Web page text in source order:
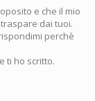
e che il mio
dai tuoi.
perchè
ti ho scritto.